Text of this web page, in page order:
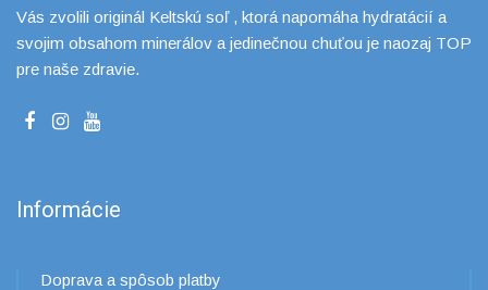
Vás zvolili originál Keltskú soľ , ktorá napomáha hydratácií a
svojim obsahom minerálov a jedinečnou chuťou je naozaj TOP
pre naše zdravie.
Informácie
Doprava a spôsob platby